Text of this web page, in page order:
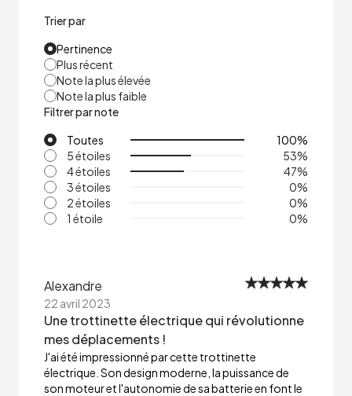
Trier par
Pertinence
Plus récent
Note la plus élevée
Note la plus faible
Filtrer par note
Toutes
100%
5 étoiles
53%
4 étoiles
47%
3 étoiles
0%
2 étoiles
0%
1 étoile
0%
Alexandre
22 avril 2023
Une trottinette électrique qui révolutionne
mes déplacements !
J'ai été impressionné par cette trottinette
électrique. Son design moderne, la puissance de
son moteur et l'autonomie de sa batterie en font le